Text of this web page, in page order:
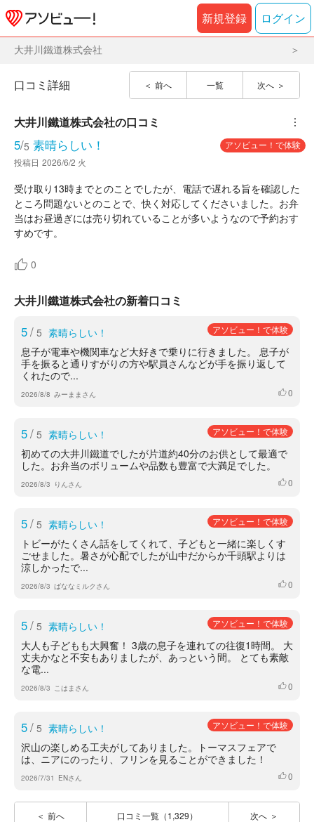
新規登録 ログイン
大井川鐵道株式会社
前へ 一覧 次へ
口コミ詳細
大井川鐵道株式会社の口コミ ︙
5/5 素晴らしい！
アソビュー！で体験
投稿日 2026/6/2 火
受け取り13時までとのことでしたが、電話で遅れる旨を確認した
ところ問題ないとのことで、快く対応してくださいました。お弁
当はお昼過ぎには売り切れていることが多いようなので予約おす
すめです。
0
大井川鐵道株式会社の新着口コミ
5/ 5 素晴らしい！ アソビュー！で体験
息子が電車や機関車など大好きで乗りに行きました。 息子が
手を振ると通りすがりの方や駅員さんなどが手を振り返して
くれたので...
2026/8/8 みーままさん いいね
0
5/ 5 素晴らしい！ アソビュー！で体験
初めての大井川鐵道でしたが片道約40分のお供として最適で
した。お弁当のボリュームや品数も豊富で大満足でした。
2026/8/3 りんさん いいね
0
5/ 5 素晴らしい！ アソビュー！で体験
トビーがたくさん話をしてくれて、子どもと一緒に楽しくす
ごせました。暑さが心配でしたが山中だからか千頭駅よりは
涼しかったで...
2026/8/3 ばななミルクさん いいね
0
5/ 5 素晴らしい！ アソビュー！で体験
大人も子どもも大興奮！ 3歳の息子を連れての往復1時間。 大
丈夫かなと不安もありましたが、あっという間。 とても素敵
な電...
2026/8/3 こはまさん いいね
0
5/ 5 素晴らしい！ アソビュー！で体験
沢山の楽しめる工夫がしてありました。トーマスフェアで
は、ニアにのったり、フリンを見ることができました！
2026/7/31 ENさん いいね
0
前へ 口コミ一覧（1,329） 次へ